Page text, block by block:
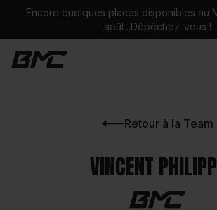
Encore quelques places disponibles au
août...Dépêchez-vous !
Retour à la Team
VINCENT